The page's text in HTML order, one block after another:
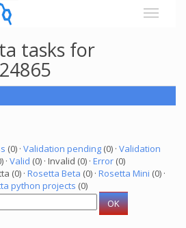
tasks for
(0) · Validation pending (0) · Validation
· Valid (0) · Invalid (0) · Error (0)
(0) · Rosetta Beta (0) · Rosetta Mini (0) ·
python projects (0)